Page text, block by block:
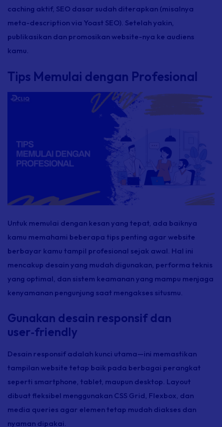
caching aktif, SEO dasar sudah diterapkan (misalnya
meta-descriptionvia Yoast SEO). Setelah yakin,
publikasikan dan promosikan website-nya ke audiens
kamu.
Tips Memulai dengan Profesional
Untuk memulai dengan kesan yang tepat, ada baiknya
kamu memahami beberapa tips penting agar website
berbayar kamu tampil profesional sejak awal. Hal ini
mencakup desain yang mudah digunakan, performa teknis
yang optimal, dan sistem keamanan yang mampu menjaga
kenyamanan pengunjung saat mengakses situsmu.
Gunakan desain responsif dan
user‑friendly
Desain responsif adalah kunci utama—ini memastikan
tampilan website tetap baik pada berbagai perangkat
seperti smartphone, tablet, maupun desktop. Layout
dibuat fleksibel menggunakan CSS Grid, Flexbox, dan
media queries agar elemen tetap mudah diakses dan
nyaman dipakai.